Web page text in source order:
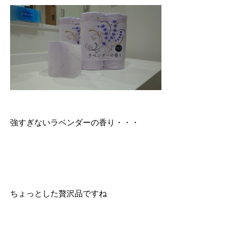
強すぎないラベンダーの香り・・・
ちょっとした贅沢品ですね